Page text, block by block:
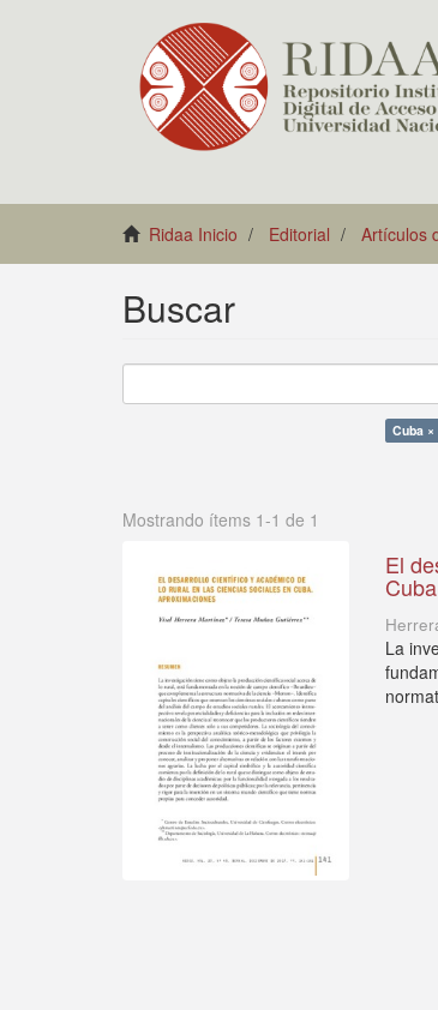
Ridaa Inicio Editorial Artículos
Buscar
Cuba ×
Mostrando ítems 1-1 de 1
El
La